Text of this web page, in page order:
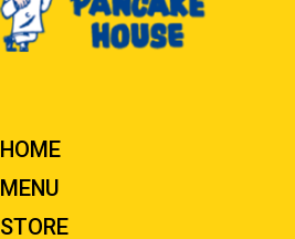
HOME
MENU
STORE